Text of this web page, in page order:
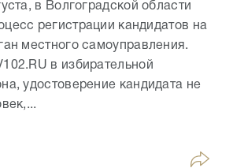
в Волгоградской области
регистрации кандидатов на
местного самоуправления.
в избирательной
удостоверение кандидата не